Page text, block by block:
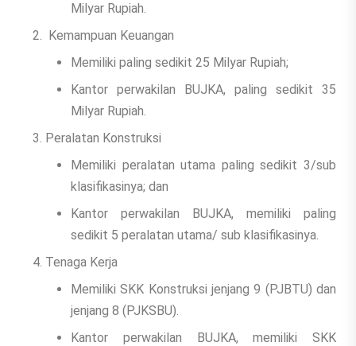
Milyar Rupiah.
Kemampuan Keuangan
Memiliki paling sedikit 25 Milyar Rupiah;
Kantor perwakilan BUJKA, paling sedikit 35
Milyar Rupiah.
Peralatan Konstruksi
Memiliki peralatan utama paling sedikit 3/sub
klasifikasinya; dan
Kantor perwakilan BUJKA, memiliki paling
sedikit 5 peralatan utama/ sub klasifikasinya.
Tenaga Kerja
Memiliki SKK Konstruksi jenjang 9 (PJBTU) dan
jenjang 8 (PJKSBU).
Kantor perwakilan BUJKA, memiliki SKK